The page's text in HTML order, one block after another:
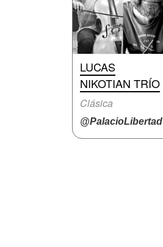
LUCAS
NIKOTIAN TRÍO
Clásica
@PalacioLibertad